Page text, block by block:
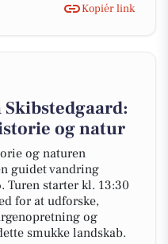
Kopiér link
og natur
og naturen
guidet vandring
Turen starter kl. 13:30
for at udforske,
og
smukke landskab.